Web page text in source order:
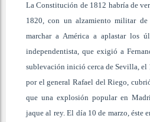
La Constitución de 1812 habría de
1820, con un alzamiento militar de
marchar a América a aplastar los
independentista, que exigió a
sublevación inició cerca de Sevilla, el
por el general Rafael del Riego,
que una explosión popular en
jaque al rey. El día 10 de marzo, éste